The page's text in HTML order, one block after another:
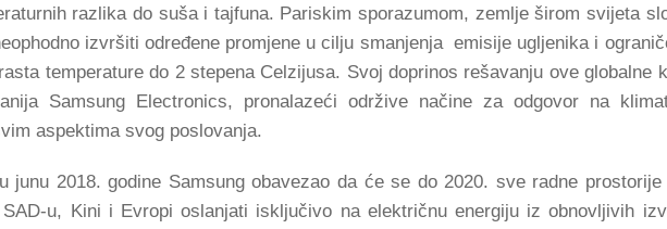
razlika do suša i tajfuna. Pariskim sporazumom, zemlje širom svijeta
izvršiti određene promjene u cilju smanjenja emisije ugljenika i
temperature do 2 stepena Celzijusa. Svoj doprinos rešavanju ove globalne
Samsung Electronics, pronalazeći održive načine za odgovor na
aspektima svog poslovanja.
junu 2018. godine Samsung obavezao da će se do 2020. sve radne prostorije
SAD-u, Kini i Evropi oslanjati isključivo na električnu energiju iz obnovljivih